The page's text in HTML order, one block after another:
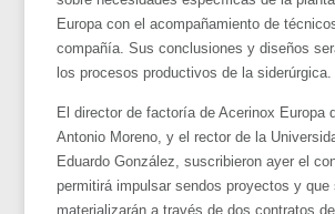
Europa con el acompañamiento de
compañía. Sus conclusiones y diseños
los procesos productivos de la siderúrgica.
El director de factoría de Acerinox Europa
Antonio Moreno, y el rector de la
Eduardo González, suscribieron ayer el
permitirá impulsar sendos proyectos y que
materializarán a través de dos contratos